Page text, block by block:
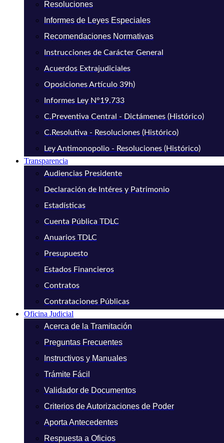
Resoluciones
Informes de Leyes Especiales
Recomendaciones Normativas
Instrucciones de Carácter General
Acuerdos Extrajudiciales
Oposiciones Artículo 39h)
Informes Ley N°19.733
C.Preventiva Central - Dictámenes (Histórico)
C.Resolutiva - Resoluciones (Histórico)
Ley Antimonopolio - Resoluciones (Histórico)
Transparencia
Audiencias Presidente
Declaración de Intéres y Patrimonio
Estadísticas
Cuenta Pública TDLC
Anuarios TDLC
Presupuesto
Estados Financieros
Contratos
Contrataciones Públicas
Oficina Judicial
Acerca de la Tramitación
Preguntas Frecuentes
Instructivos y Manuales
Trámite Fácil
Validador de Documentos
Criterios de Autorizaciones de Poder
Aporta Antecedentes
Respuesta a Oficios